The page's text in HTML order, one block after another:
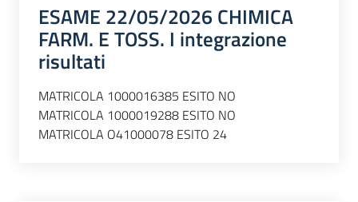
ESAME 22/05/2026 CHIMICA
FARM. E TOSS. I integrazione
risultati
MATRICOLA 1000016385 ESITO NO
MATRICOLA 1000019288 ESITO NO
MATRICOLA O41000078 ESITO 24